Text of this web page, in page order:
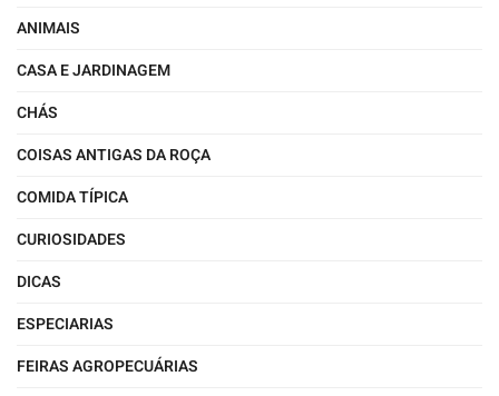
ANIMAIS
CASA E JARDINAGEM
CHÁS
COISAS ANTIGAS DA ROÇA
COMIDA TÍPICA
CURIOSIDADES
DICAS
ESPECIARIAS
FEIRAS AGROPECUÁRIAS